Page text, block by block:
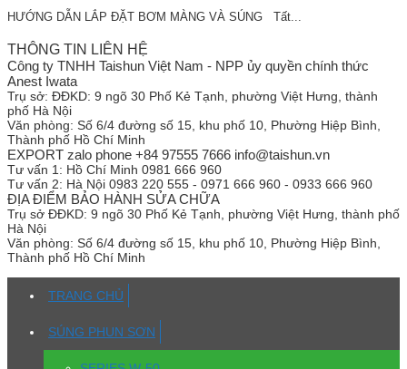
HƯỚNG DẪN LẮP ĐẶT BƠM MÀNG VÀ SÚNG Tất...
THÔNG TIN LIÊN HỆ
Công ty TNHH Taishun Việt Nam - NPP ủy quyền chính thức
Anest Iwata
Trụ sở: ĐĐKD: 9 ngõ 30 Phố Kẻ Tạnh, phường Việt Hưng, thành
phố Hà Nội
Văn phòng: Số 6/4 đường số 15, khu phố 10, Phường Hiệp Bình,
Thành phố Hồ Chí Minh
EXPORT zalo phone +84 97555 7666 info@taishun.vn
Tư vấn 1: Hồ Chí Minh 0981 666 960
Tư vấn 2: Hà Nội 0983 220 555 - 0971 666 960 - 0933 666 960
ĐỊA ĐIỂM BẢO HÀNH SỬA CHỮA
Trụ sở ĐĐKD: 9 ngõ 30 Phố Kẻ Tạnh, phường Việt Hưng, thành phố
Hà Nội
Văn phòng: Số 6/4 đường số 15, khu phố 10, Phường Hiệp Bình,
Thành phố Hồ Chí Minh
TRANG CHỦ
SÚNG PHUN SƠN